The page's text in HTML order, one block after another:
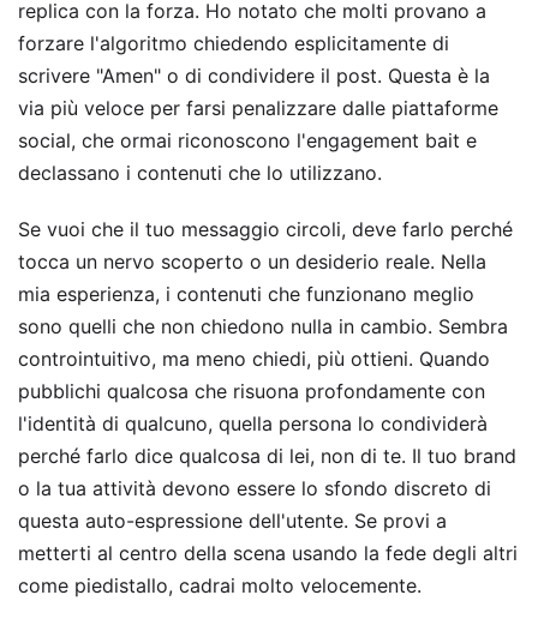
replica con la forza. Ho notato che molti provano a
forzare l'algoritmo chiedendo esplicitamente di
scrivere "Amen" o di condividere il post. Questa è la
via più veloce per farsi penalizzare dalle piattaforme
social, che ormai riconoscono l'engagement bait e
declassano i contenuti che lo utilizzano.
Se vuoi che il tuo messaggio circoli, deve farlo perché
tocca un nervo scoperto o un desiderio reale. Nella
mia esperienza, i contenuti che funzionano meglio
sono quelli che non chiedono nulla in cambio. Sembra
controintuitivo, ma meno chiedi, più ottieni. Quando
pubblichi qualcosa che risuona profondamente con
l'identità di qualcuno, quella persona lo condividerà
perché farlo dice qualcosa di lei, non di te. Il tuo brand
o la tua attività devono essere lo sfondo discreto di
questa auto-espressione dell'utente. Se provi a
metterti al centro della scena usando la fede degli altri
come piedistallo, cadrai molto velocemente.